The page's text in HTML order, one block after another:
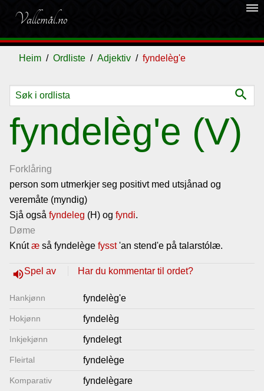
Vallemål.no
dehaze
Heim Ordliste Adjektiv fyndelèg'e
search
fyndelèg'e (V)
Forklåring
person som utmerkjer seg positivt med utsjånad og
veremåte (myndig)
Sjå også fyndeleg (H) og fyndi.
Døme
Knútæ så fyndelège fysst'an stend'e på talarstólæ.
volume_upSpel av Har du kommentar til ordet?
Hankjønn fyndelèg'e
Hokjønn fyndelèg
Inkjekjønn fyndelegt
Fleirtal fyndelège
Komparativ fyndelègare
Ordliste
Om
vallemålet
Gjestebok
Nyhende
Lenkjer
Kontakt
oss